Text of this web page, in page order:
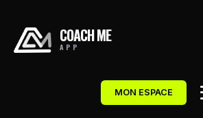
COACH ME
APP
MON ESPACE